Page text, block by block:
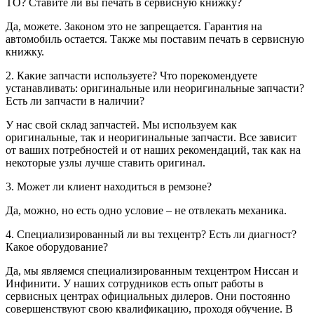
ТО? Ставите ли вы печать в сервисную книжку?
Да, можете. Законом это не запрещается. Гарантия на
автомобиль остается. Также мы поставим печать в сервисную
книжку.
2. Какие запчасти используете? Что порекомендуете
устанавливать: оригинальные или неоригинальные запчасти?
Есть ли запчасти в наличии?
У нас свой склад запчастей. Мы используем как
оригинальные, так и неоригинальные запчасти. Все зависит
от ваших потребностей и от наших рекомендаций, так как на
некоторые узлы лучше ставить оригинал.
3. Может ли клиент находиться в ремзоне?
Да, можно, но есть одно условие – не отвлекать механика.
4. Специализированный ли вы техцентр? Есть ли диагност?
Какое оборудование?
Да, мы являемся специализированным техцентром Ниссан и
Инфинити. У наших сотрудников есть опыт работы в
сервисных центрах официальных дилеров. Они постоянно
совершенствуют свою квалификацию, проходя обучение. В